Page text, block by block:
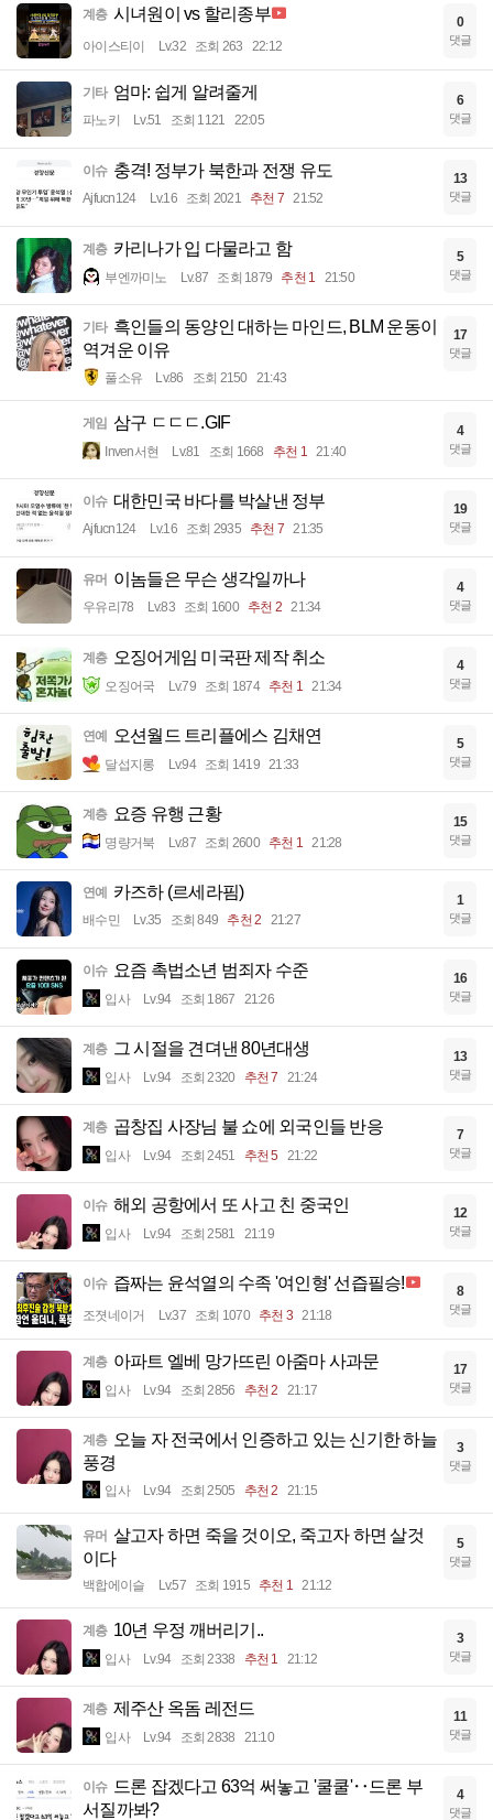
계층 시녀원이 vs 할리종부
아이스티이 Lv.32 조회 263 22:12
0
댓글
기타 엄마: 쉽게 알려줄게
파노키 Lv.51 조회 1121 22:05
6
댓글
이슈 충격! 정부가 북한과 전쟁 유도
Ajfucn124 Lv.16 조회 2021 추천 7 21:52
13
댓글
계층 카리나가 입 다물라고 함
부엔까미노 Lv.87 조회 1879 추천 1 21:50
5
댓글
기타 흑인들의 동양인 대하는 마인드, BLM 운동이
역겨운 이유
풀소유 Lv.86 조회 2150 21:43
17
댓글
게임 삼구 ㄷㄷㄷ.GIF
Inven서현 Lv.81 조회 1668 추천 1 21:40
4
댓글
이슈 대한민국 바다를 박살낸 정부
Ajfucn124 Lv.16 조회 2935 추천 7 21:35
19
댓글
유머 이놈들은 무슨 생각일까나
우유리78 Lv.83 조회 1600 추천 2 21:34
4
댓글
계층 오징어게임 미국판 제작 취소
오징어국 Lv.79 조회 1874 추천 1 21:34
4
댓글
연예 오션월드 트리플에스 김채연
달섭지롱 Lv.94 조회 1419 21:33
5
댓글
계층 요증 유행 근황
명량거북 Lv.87 조회 2600 추천 1 21:28
15
댓글
연예 카즈하 (르세라핌)
배수민 Lv.35 조회 849 추천 2 21:27
1
댓글
이슈 요즘 촉법소년 범죄자 수준
입사 Lv.94 조회 1867 21:26
16
댓글
계층 그 시절을 견뎌낸 80년대생
입사 Lv.94 조회 2320 추천 7 21:24
13
댓글
계층 곱창집 사장님 불 쇼에 외국인들 반응
입사 Lv.94 조회 2451 추천 5 21:22
7
댓글
이슈 해외 공항에서 또 사고 친 중국인
입사 Lv.94 조회 2581 21:19
12
댓글
이슈 즙짜는 윤석열의 수족 '여인형' 선즙필승!
조졋네이거 Lv.37 조회 1070 추천 3 21:18
8
댓글
계층 아파트 엘베 망가뜨린 아줌마 사과문
입사 Lv.94 조회 2856 추천 2 21:17
17
댓글
계층 오늘 자 전국에서 인증하고 있는 신기한 하늘
풍경
입사 Lv.94 조회 2505 추천 2 21:15
3
댓글
유머 살고자 하면 죽을 것이오, 죽고자 하면 살것
이다
백합에이슬 Lv.57 조회 1915 추천 1 21:12
5
댓글
계층 10년 우정 깨버리기..
입사 Lv.94 조회 2338 추천 1 21:12
3
댓글
계층 제주산 옥돔 레전드
입사 Lv.94 조회 2838 21:10
11
댓글
이슈 드론 잡겠다고 63억 써놓고 '쿨쿨'‥드론 부
서질까봐?
4
댓글